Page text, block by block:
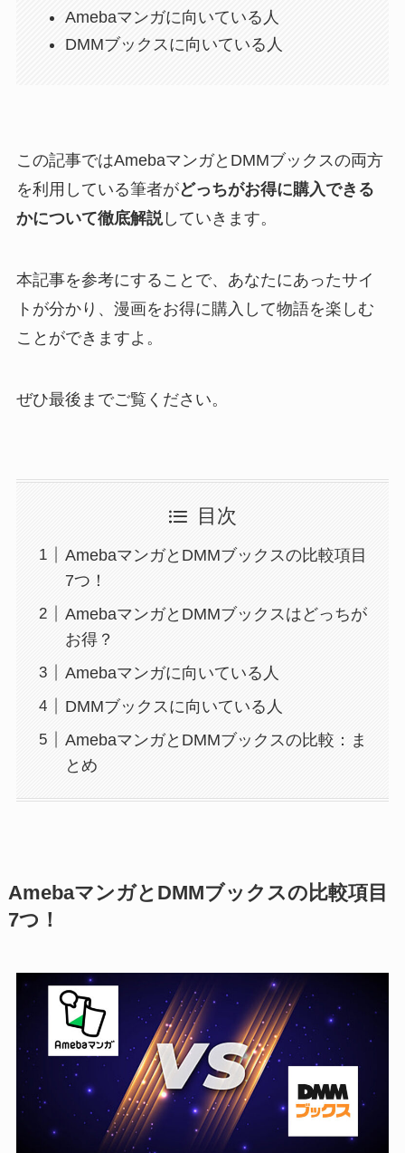
Amebaマンガに向いている人
DMMブックスに向いている人
この記事ではAmebaマンガとDMMブックスの両方
を利用している筆者がどっちがお得に購入できる
かについて徹底解説していきます。
本記事を参考にすることで、あなたにあったサイ
トが分かり、漫画をお得に購入して物語を楽しむ
ことができますよ。
ぜひ最後までご覧ください。
目次
AmebaマンガとDMMブックスの比較項目
7つ！
AmebaマンガとDMMブックスはどっちが
お得？
Amebaマンガに向いている人
DMMブックスに向いている人
AmebaマンガとDMMブックスの比較：ま
とめ
AmebaマンガとDMMブックスの比較項目
7つ！